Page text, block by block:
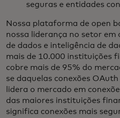
seguras e entidades
Nossa plataforma de open
nossa liderança no setor em
de dados e inteligência de
mais de 10.000 instituições
cobre mais de 95% do
se daquelas conexões
lidera o mercado em
das maiores instituições
significa conexões mais